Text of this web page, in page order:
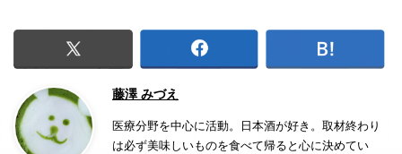
藤澤 みづえ
医療分野を中心に活動。日本酒が好き。取材終わり
は必ず美味しいものを食べて帰ると心に決めてい